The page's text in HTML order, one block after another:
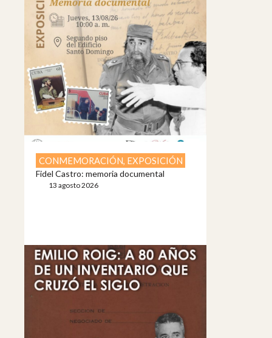
CONMEMORACIÓN, EXPOSICIÓN
Fidel Castro: memoria documental
13 agosto 2026